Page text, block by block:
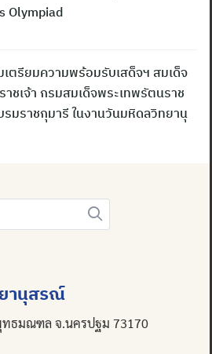
Olympiad
เตรียมความพร้อมรับเสด็จฯ สมเด็จ
ชเจ้า กรมสมเด็จพระเทพรัตนราช
มราชกุมารี ในงานวันมหิดลวิทยานุ
านุสรณ์
ทธมณฑล จ.นครปฐม 73170